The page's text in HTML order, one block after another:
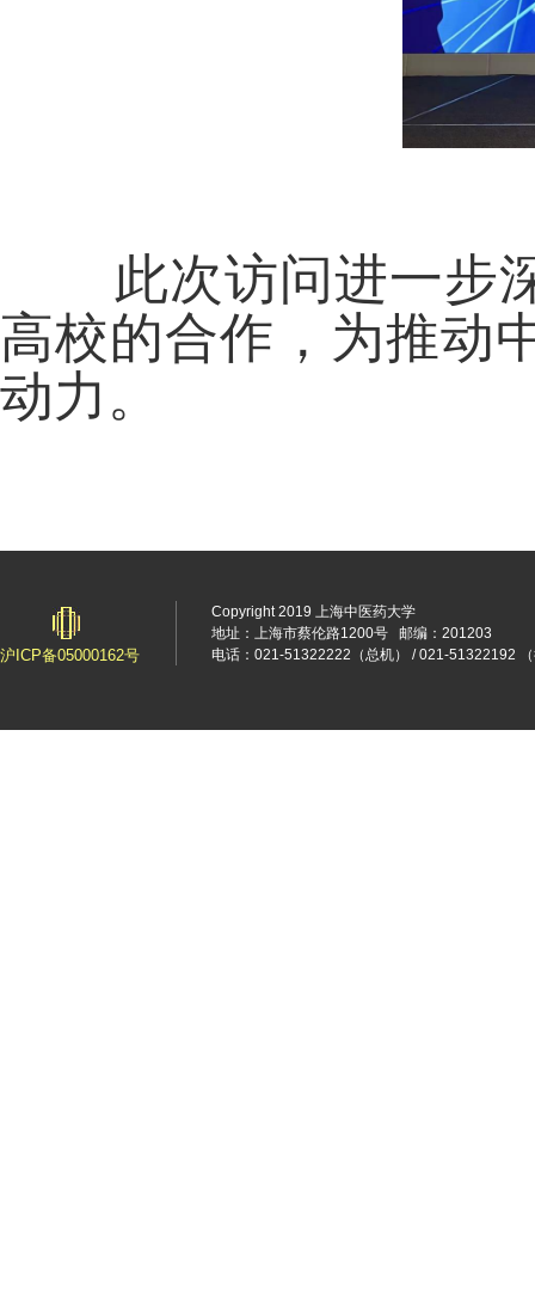
此次访问进一步
高校的合作，为推动
动力。
沪ICP备05000162号
Copyright 2019 上海中医药大学
地址：上海市蔡伦路1200号
邮编：201203
电话：021-51322222（总机） / 021-51322192